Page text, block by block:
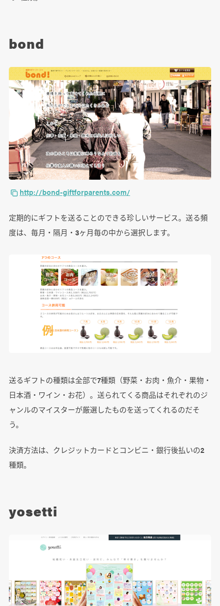
bond
http://bond-giftforparents.com/
定期的にギフトを送ることのできる珍しいサービス。送る頻
度は、毎月・隔月・3ヶ月毎の中から選択します。
送るギフトの種類は全部で7種類（野菜・お肉・魚介・果物・
日本酒・ワイン・お花）。送られてくる商品はそれぞれのジ
ャンルのマイスターが厳選したものを送ってくれるのだそ
う。
決済方法は、クレジットカードとコンビニ・銀行後払いの2
種類。
yosetti